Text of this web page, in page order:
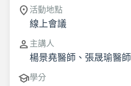
location_on 活動地點
線上會議
person 主講人
楊景堯醫師、張晟瑜醫師
school學分